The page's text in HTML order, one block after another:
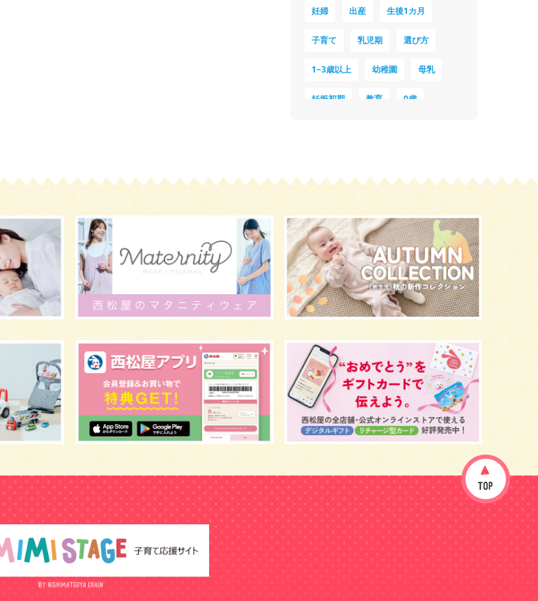
妊婦 出産 生後1カ月
子育て 乳児期 選び方
1~3歳以上 幼稚園 母乳
妊娠初期 教育 0歳
服装 育休 飲み物
ベビーカー 1歳未満、1～3歳
おむつ 出産準備 習い事
誕生日 遊ぶ 夏
イヤイヤ期 ベビーウェア 歯
エアコン 適切温度 帽子
授乳 チャイルドシート
予防接種 お祝い ケーキ
小学生 家族写真 産休
お昼寝 症状 改善